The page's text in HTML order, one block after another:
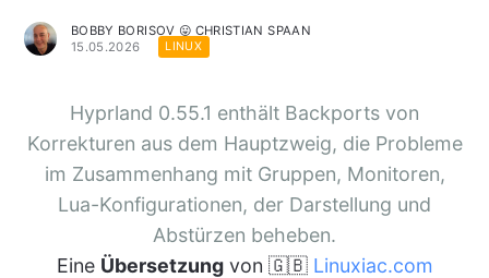
BOBBY BORISOV 😛 CHRISTIAN SPAAN
15.05.2026
LINUX
Hyprland 0.55.1 enthält Backports von
Korrekturen aus dem Hauptzweig, die Probleme
im Zusammenhang mit Gruppen, Monitoren,
Lua-Konfigurationen, der Darstellung und
Abstürzen beheben.
Eine Übersetzungvon 🇬🇧 Linuxiac.com